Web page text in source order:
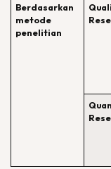
Berdasarkan
metode
penelitian